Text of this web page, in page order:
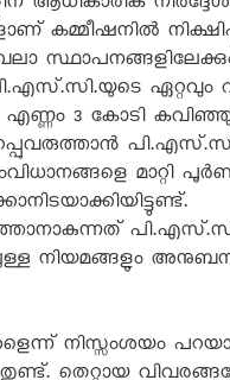
കമ്മീഷനിൽ
ഏറ്റവും
എണ്ണം 3 കോടി
മാറ്റി
നിയമങ്ങളും
നിസ്സംശയം